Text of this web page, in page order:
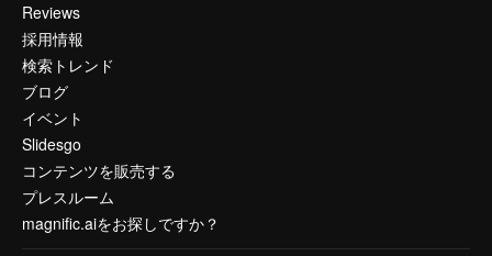
Reviews
採用情報
検索トレンド
ブログ
イベント
Slidesgo
コンテンツを販売する
プレスルーム
magnific.aiをお探しですか？